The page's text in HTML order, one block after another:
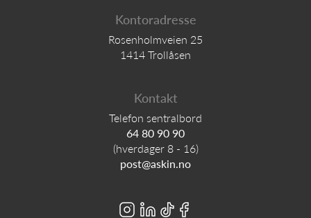
Kontoradresse
Rosenholmveien 25
1414 Trollåsen
Kontakt
Telefon sentralbord
64 80 90 90
(hverdager 8 - 16)
post@askin.no